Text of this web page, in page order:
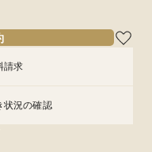
請求
状況の確認